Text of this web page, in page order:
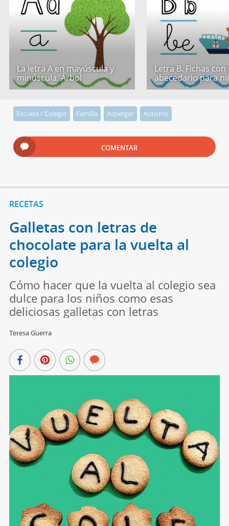
La letra A en mayúscula y
minúscula. Árbol
Letra B. Fichas con
abecedario para
Escuela / Colegio Familia Asperger Autismo
COMENTAR
RECETAS
Galletas con letras de
chocolate para la vuelta al
colegio
Cómo hacer que la vuelta al colegio sea
dulce para los niños como esas
deliciosas galletas con letras
Teresa Guerra